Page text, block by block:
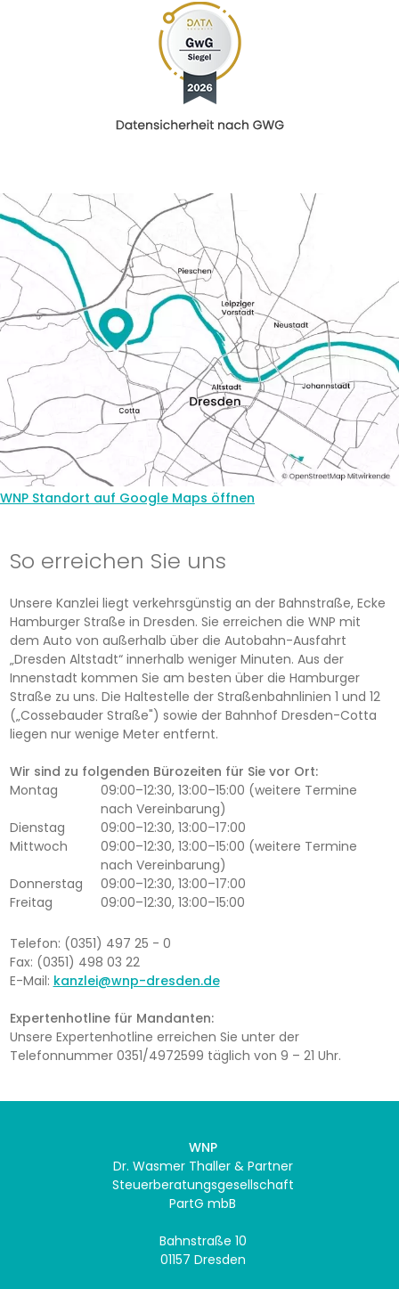
WNP Standort auf Google Maps öffnen
So erreichen Sie uns
Unsere Kanzlei liegt verkehrsgünstig an der Bahnstraße, Ecke
Hamburger Straße in Dresden. Sie erreichen die WNP mit
dem Auto von außerhalb über die Autobahn-Ausfahrt
„Dresden Altstadt“ innerhalb weniger Minuten. Aus der
Innenstadt kommen Sie am besten über die Hamburger
Straße zu uns. Die Haltestelle der Straßenbahnlinien 1 und 12
(„Cossebauder Straße") sowie der Bahnhof Dresden-Cotta
liegen nur wenige Meter entfernt.
Wir sind zu folgenden Bürozeiten für Sie vor Ort:
Montag
09:00–12:30, 13:00–15:00 (weitere Termine
nach Vereinbarung)
Dienstag
09:00–12:30, 13:00–17:00
Mittwoch
09:00–12:30, 13:00–15:00 (weitere Termine
nach Vereinbarung)
Donnerstag
09:00–12:30, 13:00–17:00
Freitag
09:00–12:30, 13:00–15:00
Telefon: (0351) 497 25 - 0
Fax: (0351) 498 03 22
E-Mail: kanzlei@wnp-dresden.de
Expertenhotline für Mandanten:
Unsere Expertenhotline erreichen Sie unter der
Telefonnummer 0351/4972599 täglich von 9 – 21 Uhr.
WNP
Dr. Wasmer Thaller & Partner
Steuerberatungsgesellschaft
PartG mbB
Bahnstraße 10
01157 Dresden